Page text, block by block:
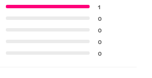
1
0
0
0
0